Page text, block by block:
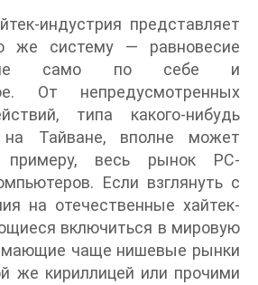
индустрия представляет
же систему — равновесие
не само по себе и
От непредусмотренных
типа какого-нибудь
на Тайване, вполне может
примеру, весь рынок PC-
Если взглянуть с
на отечественные хайтек-
включиться в мировую
чаще нишевые рынки
же кириллицей или прочими